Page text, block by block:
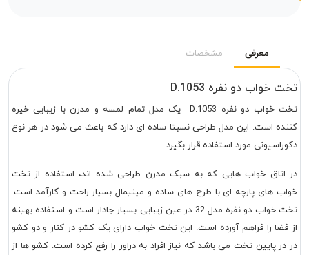
معرفی مشخصات
تخت خواب دو نفره D.1053
تخت خواب دو نفره D.1053 یک مدل تمام لمسه و مدرن با زیبایی خیره
کننده است. این مدل طراحی نسبتا ساده ای دارد که باعث می شود در هر نوع
دکوراسیونی مورد استفاده قرار بگیرد.
در اتاق خواب هایی که به سبک مدرن طراحی شده اند، استفاده از تخت
خواب های پارچه ای با طرح های ساده و مینیمال بسیار راحت و کارآمد است.
تخت خواب دو نفره مدل 32 در عین زیبایی بسیار جادار است و استفاده بهینه
از فضا را فراهم آورده است. این تخت خواب دارای یک کشو در کنار و دو کشو
در در پایین تخت می باشد که نیاز افراد به دراور را رفع کرده است. کشو ها از